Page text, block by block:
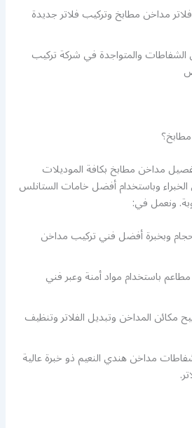
مداخن مطابخ وتركيب فلاتر جديدة
الشفاطات والمتواجدة في شركة تركيب
مداخن مطابخ بكافة الموديلات
وباستخدام أفضل خامات الستانلس
ونعمل في:
وبخبرة أفضل فني تركيب مداخن
باستخدام مواد أمنة وعبر فني
مكائن المداخن وتبديل الفلاتر وتنظيف
مداخن هندي النعيم ذو خبرة عالية